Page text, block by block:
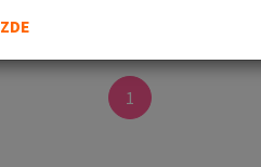
1
ZDE